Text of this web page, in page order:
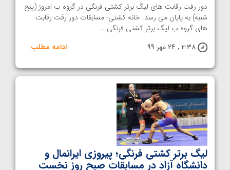
دور رفت رقابت های لیگ برتر کشتی فرنگی در گروه ب امروز (پنج
شنبه) به پایان می رسد. خانه کشتی- مسابقات دور رفت رقابت
های گروه ب لیگ برتر کشتی فرنگی ...
2:38 , 24 مهر 99
ادامه مطلب
لیگ برتر کشتی فرنگی؛ پیروزی ایرانمال و
دانشگاه آزاد در مسابقات صبح روز نخست